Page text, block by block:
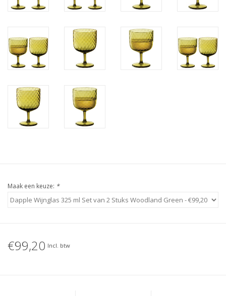
Maak een keuze: *
€99,20 Incl. btw